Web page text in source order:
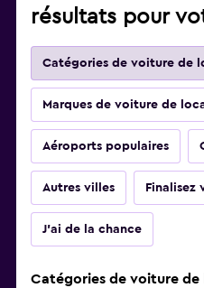
résultats pour
Catégories de voiture de
Marques de voiture de
Aéroports populaires
Autres villes Finalisez
J'ai de la chance
Catégories de voiture